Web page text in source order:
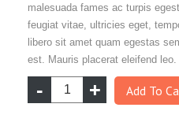
malesuada fames ac turpis
feugiat vitae, ultricies eget,
libero sit amet quam egestas
est. Mauris placerat eleifend leo.
Add To